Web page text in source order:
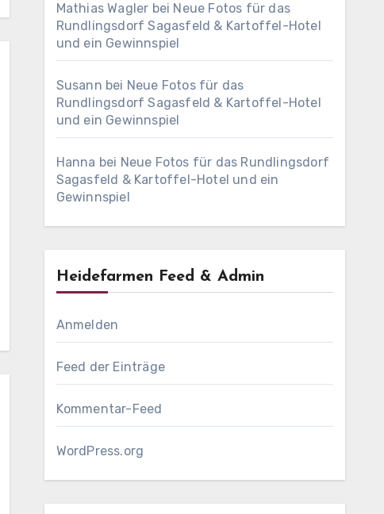
Mathias Wagler bei Neue Fotos für das
Rundlingsdorf Sagasfeld & Kartoffel-Hotel
und ein Gewinnspiel
Susann bei Neue Fotos für das
Rundlingsdorf Sagasfeld & Kartoffel-Hotel
und ein Gewinnspiel
Hanna bei Neue Fotos für das Rundlingsdorf
Sagasfeld & Kartoffel-Hotel und ein
Gewinnspiel
Heidefarmen Feed & Admin
Anmelden
Feed der Einträge
Kommentar-Feed
WordPress.org